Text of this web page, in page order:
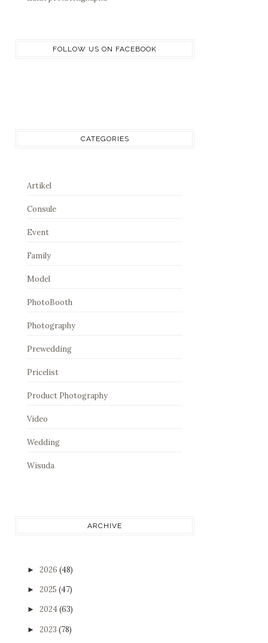
FOLLOW US ON FACEBOOK
CATEGORIES
Artikel
Consule
Event
Family
Model
PhotoBooth
Photography
Prewedding
Pricelist
Product Photography
Video
Wedding
Wisuda
ARCHIVE
► 2026 (48)
► 2025 (47)
► 2024(63)
► 2023 (78)